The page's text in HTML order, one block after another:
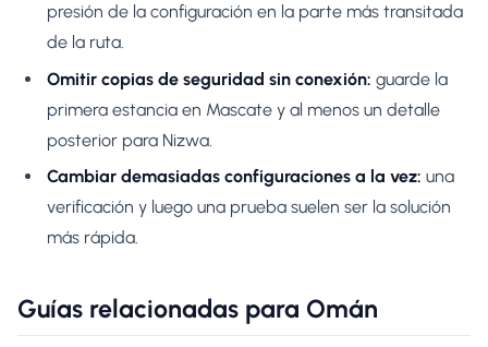
presión de la configuración en la parte más transitada
de la ruta.
Omitir copias de seguridad sin conexión: guarde la
primera estancia en Mascate y al menos un detalle
posterior para Nizwa.
Cambiar demasiadas configuraciones a la vez: una
verificación y luego una prueba suelen ser la solución
más rápida.
Guías relacionadas para Omán